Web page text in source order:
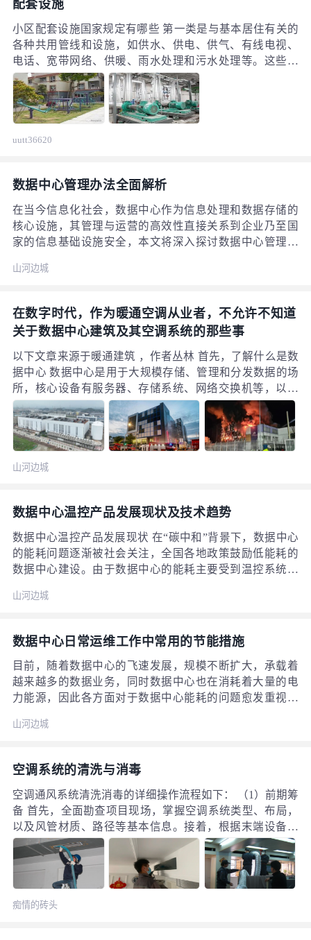
配套设施
小区配套设施国家规定有哪些 第一类是与基本居住有关的
各种共用管线和设施，如供水、供电、供气、有线电视、
电话、宽带网络、供暖、雨水处理和污水处理等。这些设
施的存在确保了基本住所的需求得到满足。 第二类是与家
庭生活需求有关的各种公共设施，包括教育、医疗卫生、
文化体育、商业服务、金融邮电、社区服务和行政管理等
设施。 这些设施满足了人们在基本住所需求之外的更高生
活需求。一般来说，配套设施指与小区的住宅规模或人口
连接的道路和相关设施。公共绿地指的是小区内的绿地建
设。
uutt36620
数据中心管理办法全面解析
在当今信息化社会，数据中心作为信息处理和数据存储的
核心设施，其管理与运营的高效性直接关系到企业乃至国
家的信息基础设施安全，本文将深入探讨数据中心管理办
的解决办法，以期为数据中心的管理提供一份全面的指
办法的主要目的是确保数据中心的稳定运行，提高数据处
理效率，保障数据的安全性和完整性，以及促进资源的合
理分配和利用，一个良好的管理办法能够为数据中心的可
持续发展提供坚实的基础，同时降低运维成本，提升服务
质量。
山河边城
在数字时代，作为暖通空调从业者，不允许不知道
关于数据中心建筑及其空调系统的那些事
以下文章来源于暖通建筑 ，作者丛林 首先，了解什么是数
据中心 数据中心是用于大规模存储、管理和分发数据的场
所，核心设备有服务器、存储系统、网络交换机等，以满
足大规模数据处理和存储的需求。 数据中心别于常规的建
筑，有如下特点和需求： 1）数据中心需要可靠的电力供
应，确保设备持续运行，一般配备冗余的电力系统；
山河边城
数据中心温控产品发展现状及技术趋势
数据中心温控产品发展现状 在“碳中和”背景下，数据中心
的能耗问题逐渐被社会关注，全国各地政策鼓励低能耗的
数据中心建设。由于数据中心的能耗主要受到温控系统能
的制冷逻辑提出了新的要求。
山河边城
数据中心日常运维工作中常用的节能措施
目前，随着数据中心的飞速发展，规模不断扩大，承载着
越来越多的数据业务，同时数据中心也在消耗着大量的电
力能源，因此各方面对于数据中心能耗的问题愈发重视。
工作，从日常工作中的一点一滴去发掘数据中心的节能潜
能措施。 1 合理规划气流组织 根据数据中心实际运行情
况，尤其是针对建设时间较长的数据中心或数据机房，由
于当时正处于数据中心建设的初期或发展期，没有太多的
建设经验，因此，大部分机房在实际运行过程中会出现空
调设备能耗高、存在局部热点等问题，这些问题都是与机
房内的气流组织不合理分不开的。解决上述问题通常采取
以下的措施：
山河边城
空调系统的清洗与消毒
空调通风系统清洗消毒的详细操作流程如下： （1）前期筹
备 首先，全面勘查项目现场，掌握空调系统类型、布局，
以及风管材质、路径等基本信息。接着，根据末端设备的
数量和位置，制定施工进度计划，并确定人员配置、设备
需求及清洗方式。这些计划需经过比选人审核同意后实
施。同时，按照作业区域和阶段划分，准备必要的清洗设
备，并安排人员有序进场。 （2）现场安全保护 在清洗作
业前，对施工现场进行全面保护。地面铺设防尘材料，其
痴情的砖头